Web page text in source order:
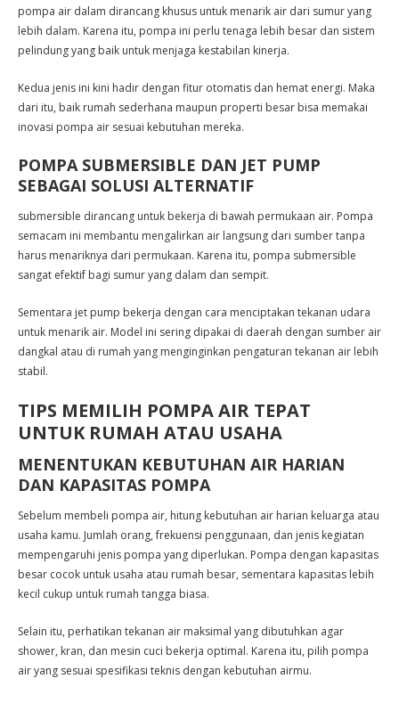
pompa air dalam dirancang khusus untuk menarik air dari sumur yang
lebih dalam. Karena itu, pompa ini perlu tenaga lebih besar dan sistem
pelindung yang baik untuk menjaga kestabilan kinerja.
Kedua jenis ini kini hadir dengan fitur otomatis dan hemat energi. Maka
dari itu, baik rumah sederhana maupun properti besar bisa memakai
inovasi pompa air sesuai kebutuhan mereka.
POMPA SUBMERSIBLE DAN JET PUMP
SEBAGAI SOLUSI ALTERNATIF
submersible dirancang untuk bekerja di bawah permukaan air. Pompa
semacam ini membantu mengalirkan air langsung dari sumber tanpa
harus menariknya dari permukaan. Karena itu, pompa submersible
sangat efektif bagi sumur yang dalam dan sempit.
Sementara jet pump bekerja dengan cara menciptakan tekanan udara
untuk menarik air. Model ini sering dipakai di daerah dengan sumber air
dangkal atau di rumah yang menginginkan pengaturan tekanan air lebih
stabil.
TIPS MEMILIH POMPA AIR TEPAT
UNTUK RUMAH ATAU USAHA
MENENTUKAN KEBUTUHAN AIR HARIAN
DAN KAPASITAS POMPA
Sebelum membeli pompa air, hitung kebutuhan air harian keluarga atau
usaha kamu. Jumlah orang, frekuensi penggunaan, dan jenis kegiatan
mempengaruhi jenis pompa yang diperlukan. Pompa dengan kapasitas
besar cocok untuk usaha atau rumah besar, sementara kapasitas lebih
kecil cukup untuk rumah tangga biasa.
Selain itu, perhatikan tekanan air maksimal yang dibutuhkan agar
shower, kran, dan mesin cuci bekerja optimal. Karena itu, pilih pompa
air yang sesuai spesifikasi teknis dengan kebutuhan airmu.